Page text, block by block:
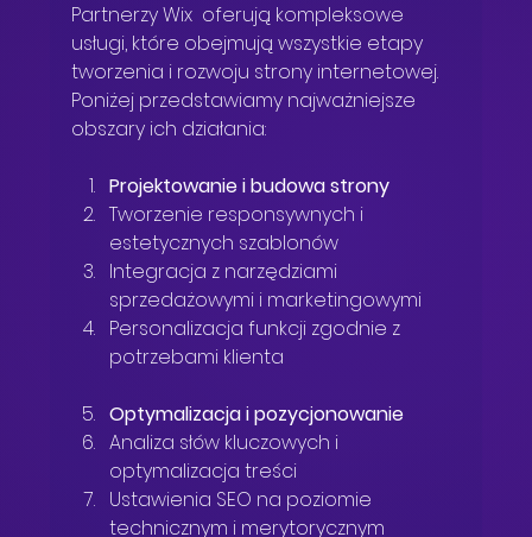
Partnerzy Wix  oferują kompleksowe
usługi, które obejmują wszystkie etapy
tworzenia i rozwoju strony internetowej.
Poniżej przedstawiamy najważniejsze
obszary ich działania:
Projektowanie i budowa strony
Tworzenie responsywnych i
estetycznych szablonów
Integracja z narzędziami
sprzedażowymi i marketingowymi
Personalizacja funkcji zgodnie z
potrzebami klienta
Optymalizacja i pozycjonowanie
Analiza słów kluczowych i
optymalizacja treści
Ustawienia SEO na poziomie
technicznym i merytorycznym